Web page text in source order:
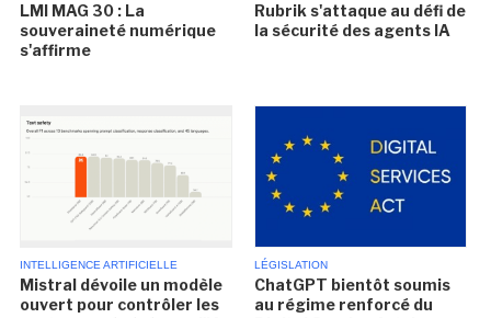
LMI MAG 30 : La
souveraineté numérique
s'affirme
Rubrik s'attaque au défi de
la sécurité des agents IA
INTELLIGENCE ARTIFICIELLE
Mistral dévoile un modèle
ouvert pour contrôler les
LÉGISLATION
ChatGPT bientôt soumis
au régime renforcé du